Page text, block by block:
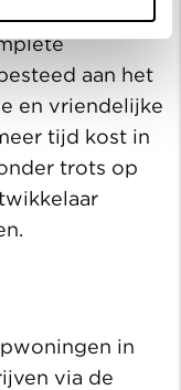
het ontwerp
aan het
en vriendelijke
tijd kost in
trots op
in
via de